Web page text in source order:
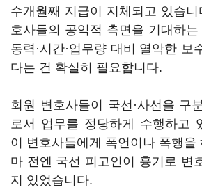
수개월째 지급이 지체되고 있습
호사들의 공익적 측면을 기대하
동력·시간·업무량 대비 열악한 보
다는 건 확실히 필요합니다.
회원 변호사들이 국선·사선을 구
로서 업무를 정당하게 수행하고
이 변호사들에게 폭언이나 폭행을
마 전엔 국선 피고인이 흉기로 변
지 있었습니다.